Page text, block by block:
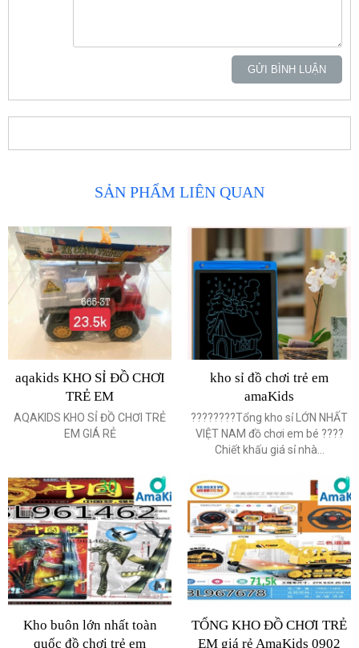
GỬI BÌNH LUẬN
SẢN PHẨM LIÊN QUAN
aqakids KHO SỈ ĐỒ CHƠI
TRẺ EM
AQAKIDS KHO SỈ ĐỒ CHƠI TRẺ
EM GIÁ RẺ
kho sỉ đồ chơi trẻ em
amaKids
????????Tổng kho sỉ LỚN NHẤT
VIỆT NAM đồ chơi em bé ????
Chiết khấu giá sỉ nhà...
Kho buôn lớn nhất toàn
quốc đồ chơi trẻ em
TỔNG KHO ĐỒ CHƠI TRẺ
EM giá rẻ AmaKids 0902